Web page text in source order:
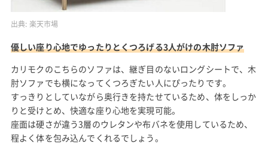
出典: 楽天市場
優しい座り心地でゆったりとくつろげる3人がけの木肘ソファ
カリモクのこちらのソファは、継ぎ目のないロングシートで、木
肘ソファでも横になってくつろぎたい人にぴったりです。
すっきりとしていながら奥行きを持たせているため、体をしっか
りと受けとめ、快適な座り心地を実現可能。
座面は硬さが違う3層のウレタンや布バネを使用しているため、
程よく体を包み込んでくれるでしょう。